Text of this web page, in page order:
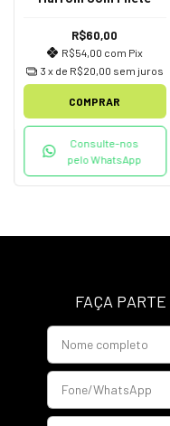
R$60,00
R$54,00 com Pix
3 x de R$20,00 sem juros
COMPRAR
Consulte-nos
pelo WhatsApp
FAÇA PARTE